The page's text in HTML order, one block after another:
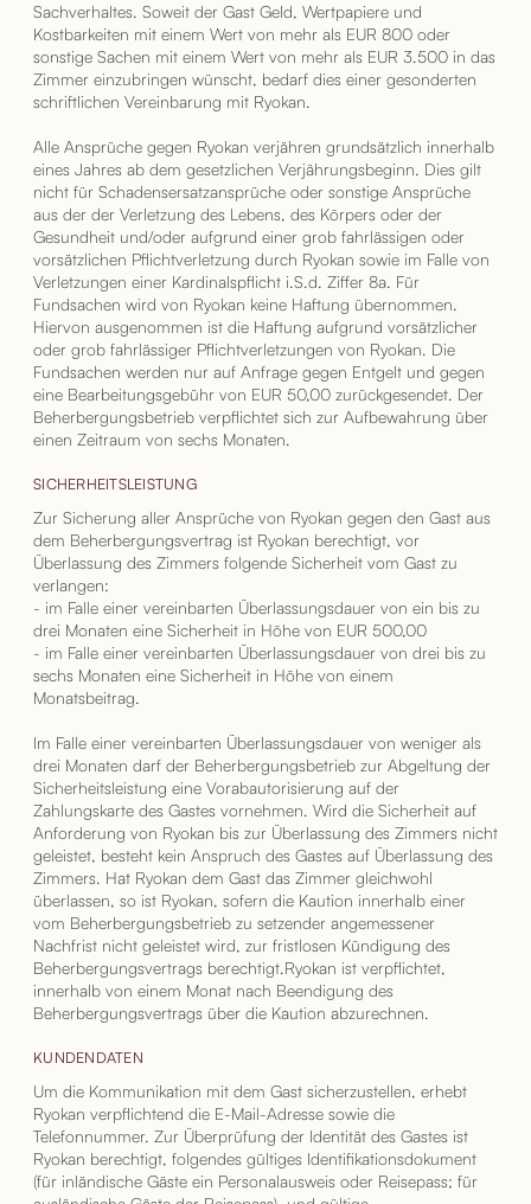
Sachverhaltes. Soweit der Gast Geld, Wertpapiere und
Kostbarkeiten mit einem Wert von mehr als EUR 800 oder
sonstige Sachen mit einem Wert von mehr als EUR 3.500 in das
Zimmer einzubringen wünscht, bedarf dies einer gesonderten
schriftlichen Vereinbarung mit Ryokan.
Alle Ansprüche gegen Ryokan verjähren grundsätzlich innerhalb
eines Jahres ab dem gesetzlichen Verjährungsbeginn. Dies gilt
nicht für Schadensersatzansprüche oder sonstige Ansprüche
aus der der Verletzung des Lebens, des Körpers oder der
Gesundheit und/oder aufgrund einer grob fahrlässigen oder
vorsätzlichen Pflichtverletzung durch Ryokan sowie im Falle von
Verletzungen einer Kardinalspflicht i.S.d. Ziffer 8a. Für
Fundsachen wird von Ryokan keine Haftung übernommen.
Hiervon ausgenommen ist die Haftung aufgrund vorsätzlicher
oder grob fahrlässiger Pflichtverletzungen von Ryokan. Die
Fundsachen werden nur auf Anfrage gegen Entgelt und gegen
eine Bearbeitungsgebühr von EUR 50,00 zurückgesendet. Der
Beherbergungsbetrieb verpflichtet sich zur Aufbewahrung über
einen Zeitraum von sechs Monaten.
SICHERHEITSLEISTUNG
Zur Sicherung aller Ansprüche von Ryokan gegen den Gast aus
dem Beherbergungsvertrag ist Ryokan berechtigt, vor
Überlassung des Zimmers folgende Sicherheit vom Gast zu
verlangen:
- im Falle einer vereinbarten Überlassungsdauer von ein bis zu
drei Monaten eine Sicherheit in Höhe von EUR 500,00
- im Falle einer vereinbarten Überlassungsdauer von drei bis zu
sechs Monaten eine Sicherheit in Höhe von einem
Monatsbeitrag.
Im Falle einer vereinbarten Überlassungsdauer von weniger als
drei Monaten darf der Beherbergungsbetrieb zur Abgeltung der
Sicherheitsleistung eine Vorabautorisierung auf der
Zahlungskarte des Gastes vornehmen. Wird die Sicherheit auf
Anforderung von Ryokan bis zur Überlassung des Zimmers nicht
geleistet, besteht kein Anspruch des Gastes auf Überlassung des
Zimmers. Hat Ryokan dem Gast das Zimmer gleichwohl
überlassen, so ist Ryokan, sofern die Kaution innerhalb einer
vom Beherbergungsbetrieb zu setzender angemessener
Nachfrist nicht geleistet wird, zur fristlosen Kündigung des
Beherbergungsvertrags berechtigt.Ryokan ist verpflichtet,
innerhalb von einem Monat nach Beendigung des
Beherbergungsvertrags über die Kaution abzurechnen.
KUNDENDATEN
Um die Kommunikation mit dem Gast sicherzustellen, erhebt
Ryokan verpflichtend die E-Mail-Adresse sowie die
Telefonnummer. Zur Überprüfung der Identität des Gastes ist
Ryokan berechtigt, folgendes gültiges Identifikationsdokument
(für inländische Gäste ein Personalausweis oder Reisepass; für